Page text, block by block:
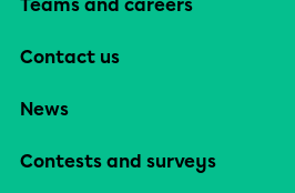
Teams and careers
Contact us
News
Contests and surveys